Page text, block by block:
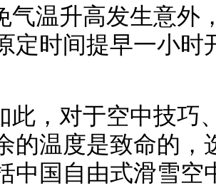
气温升高发生意外
定时间提早一小时
此，对于空中技巧
的温度是致命的，
中国自由式滑雪空